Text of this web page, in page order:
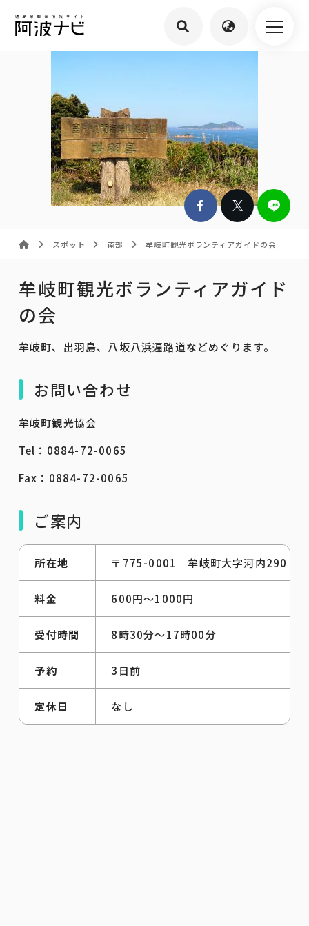
スポット 南部 牟岐町観光ボランティアガイドの会
牟岐町観光ボランティアガイド
の会
牟岐町、出羽島、八坂八浜遍路道などめぐります。
お問い合わせ
牟岐町観光協会
Tel：0884-72-0065
Fax：0884-72-0065
ご案内
所在地 〒775-0001 牟岐町大字河内290 牟
料金 600円～1000円
受付時間 8時30分～17時00分
予約 3日前
定休日 なし